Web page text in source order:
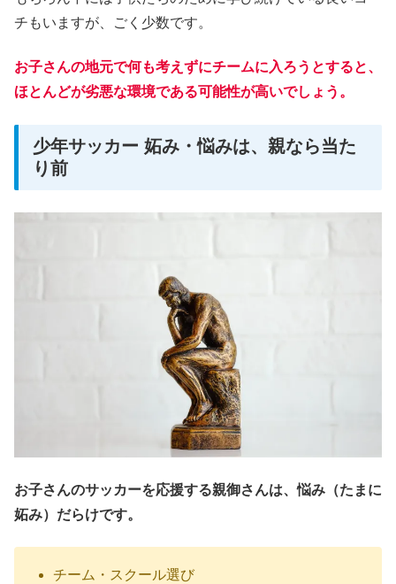
チもいますが、ごく少数です。
お子さんの地元で何も考えずにチームに入ろうとすると、
ほとんどが劣悪な環境である可能性が高いでしょう。
少年サッカー 妬み・悩みは、親なら当た
り前
お子さんのサッカーを応援する親御さんは、悩み（たまに
妬み）だらけです。
チーム・スクール選び